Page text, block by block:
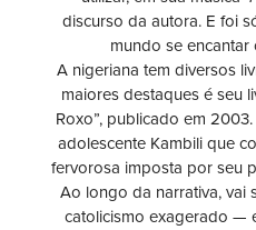
discurso da autora. E foi
mundo se encantar
A nigeriana tem diversos
maiores destaques é seu
Roxo”, publicado em
adolescente Kambili que
fervorosa imposta por seu
Ao longo da narrativa, vai
catolicismo exagerado —